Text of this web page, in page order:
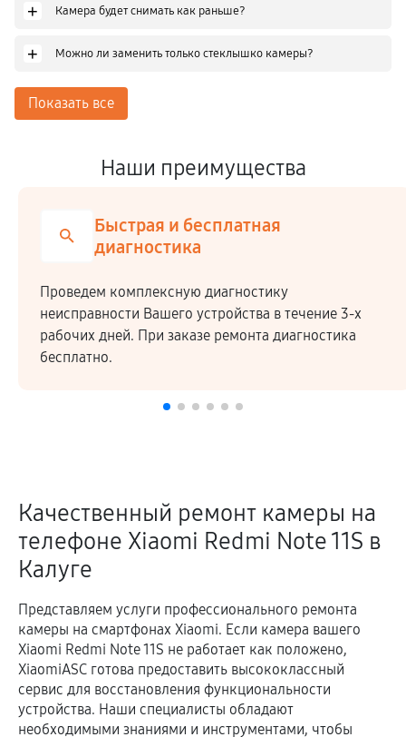
+ Камера будет снимать как раньше?
+ Можно ли заменить только стеклышко камеры?
Показать все
Наши преимущества
Честная стоимость
Мы сотрудничаем напрямую c производителями,
закупая комплектующие по оптовым ценам.
Высокое качество ремонтных работ и запчастей
подтверждается гарантией.
Качественный ремонт камеры на
телефоне Xiaomi Redmi Note 11S в
Калуге
Представляем услуги профессионального ремонта
камеры на смартфонах Xiaomi. Если камера вашего
Xiaomi Redmi Note 11S не работает как положено,
XiaomiASC готова предоставить высококлассный
сервис для восстановления функциональности
устройства. Наши специалисты обладают
необходимыми знаниями и инструментами, чтобы